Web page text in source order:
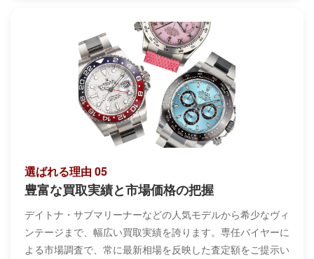
選ばれる理由 05
豊富な買取実績と市場価格の把握
デイトナ・サブマリーナーなどの人気モデルから希少なヴィ
ンテージまで、幅広い買取実績を誇ります。専任バイヤーに
よる市場調査で、常に最新相場を反映した査定額をご提示い